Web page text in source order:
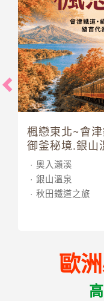
楓戀東北~會
御釜秘境.銀山
奧入瀨溪
銀山溫泉
秋田鐵道之旅
歐